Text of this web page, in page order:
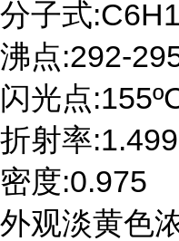
分子式
沸点:292-
闪光点
折射率
密度:0.975
外观淡黄色